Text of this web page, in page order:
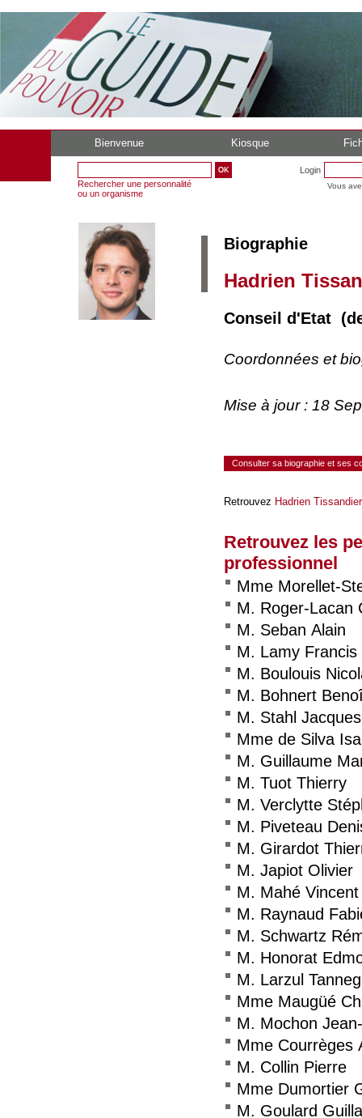
Bienvenue Kiosque
Rechercher une personnalité
ou un organisme
Login
Vous
Biographie
Hadrien
Conseil d'Etat
Coordonnées et
Mise à jour : 18
Consulter sa biographie et ses
Retrouvez Hadrien Tissandier
Retrouvez les
professionnel
Mme Morellet-
M. Roger-Lacan
M. Seban Alain
M. Lamy Francis
M. Boulouis
M. Bohnert
M. Stahl
Mme de Silva
M. Guillaume
M. Tuot Thierry
M. Verclytte
M. Piveteau
M. Girardot
M. Japiot Olivier
M. Mahé Vincent
M. Raynaud
M. Schwartz
M. Honorat
M. Larzul
Mme Maugüé
M. Mochon
Mme Courrèges
M. Collin Pierre
Mme Dumortier
M. Goulard